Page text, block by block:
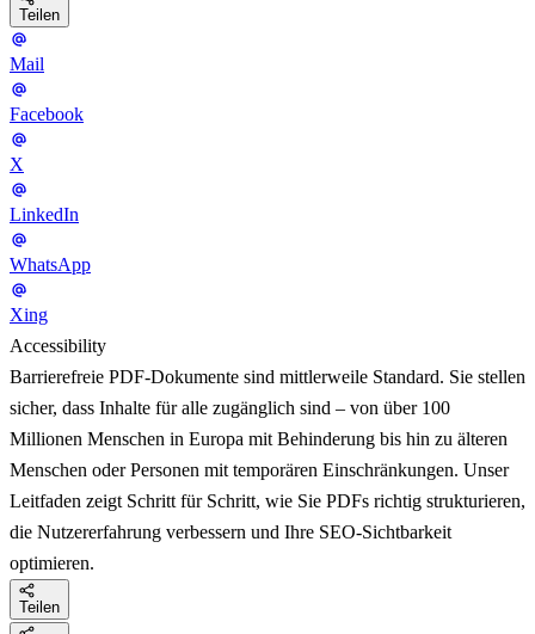
Teilen
Mail
Facebook
X
LinkedIn
WhatsApp
Xing
Accessibility
Barrierefreie PDF-Dokumente sind mittlerweile Standard. Sie stellen
sicher, dass Inhalte für alle zugänglich sind – von über 100
Millionen Menschen in Europa mit Behinderung bis hin zu älteren
Menschen oder Personen mit temporären Einschränkungen. Unser
Leitfaden zeigt Schritt für Schritt, wie Sie PDFs richtig strukturieren,
die Nutzererfahrung verbessern und Ihre SEO-Sichtbarkeit
optimieren.
Teilen